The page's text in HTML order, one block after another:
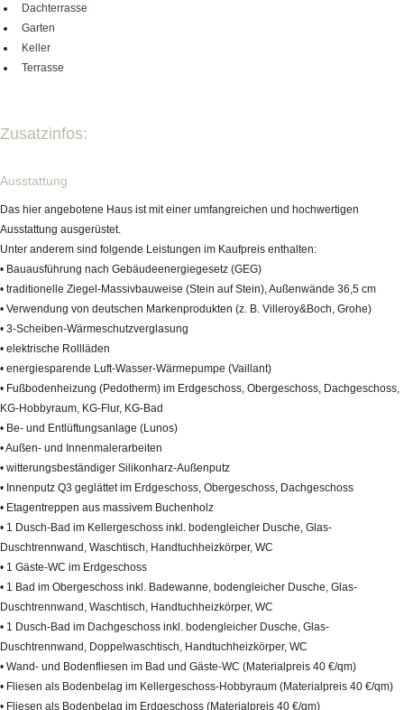
Dachterrasse
Garten
Keller
Terrasse
Zusatzinfos:
Ausstattung
Das hier angebotene Haus ist mit einer umfangreichen und hochwertigen
Ausstattung ausgerüstet.
Unter anderem sind folgende Leistungen im Kaufpreis enthalten:
• Bauausführung nach Gebäudeenergiegesetz (GEG)
• traditionelle Ziegel-Massivbauweise (Stein auf Stein), Außenwände 36,5 cm
• Verwendung von deutschen Markenprodukten (z. B. Villeroy&Boch, Grohe)
• 3-Scheiben-Wärmeschutzverglasung
• elektrische Rollläden
• energiesparende Luft-Wasser-Wärmepumpe (Vaillant)
• Fußbodenheizung (Pedotherm) im Erdgeschoss, Obergeschoss, Dachgeschoss,
KG-Hobbyraum, KG-Flur, KG-Bad
• Be- und Entlüftungsanlage (Lunos)
• Außen- und Innenmalerarbeiten
• witterungsbeständiger Silikonharz-Außenputz
• Innenputz Q3 geglättet im Erdgeschoss, Obergeschoss, Dachgeschoss
• Etagentreppen aus massivem Buchenholz
• 1 Dusch-Bad im Kellergeschoss inkl. bodengleicher Dusche, Glas-
Duschtrennwand, Waschtisch, Handtuchheizkörper, WC
• 1 Gäste-WC im Erdgeschoss
• 1 Bad im Obergeschoss inkl. Badewanne, bodengleicher Dusche, Glas-
Duschtrennwand, Waschtisch, Handtuchheizkörper, WC
• 1 Dusch-Bad im Dachgeschoss inkl. bodengleicher Dusche, Glas-
Duschtrennwand, Doppelwaschtisch, Handtuchheizkörper, WC
• Wand- und Bodenfliesen im Bad und Gäste-WC (Materialpreis 40 €/qm)
• Fliesen als Bodenbelag im Kellergeschoss-Hobbyraum (Materialpreis 40 €/qm)
• Fliesen als Bodenbelag im Erdgeschoss (Materialpreis 40 €/qm)